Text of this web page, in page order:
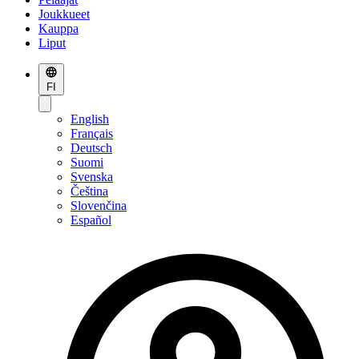
Joukkueet
Kauppa
Liput
FI
English
Français
Deutsch
Suomi
Svenska
Čeština
Slovenčina
Español